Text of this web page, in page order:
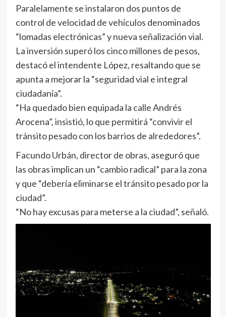
Paralelamente se instalaron dos puntos de
control de velocidad de vehículos denominados
“lomadas electrónicas” y nueva señalización vial.
La inversión superó los cinco millones de pesos,
destacó el intendente López, resaltando que se
apunta a mejorar la “seguridad vial e integral
ciudadanía”.
“Ha quedado bien equipada la calle Andrés
Arocena”, insistió, lo que permitirá “convivir el
tránsito pesado con los barrios de alrededores”.
Facundo Urbán, director de obras, aseguró que
las obras implican un “cambio radical” para la zona
y que “debería eliminarse el tránsito pesado por la
ciudad”.
“No hay excusas para meterse a la ciudad”, señaló.